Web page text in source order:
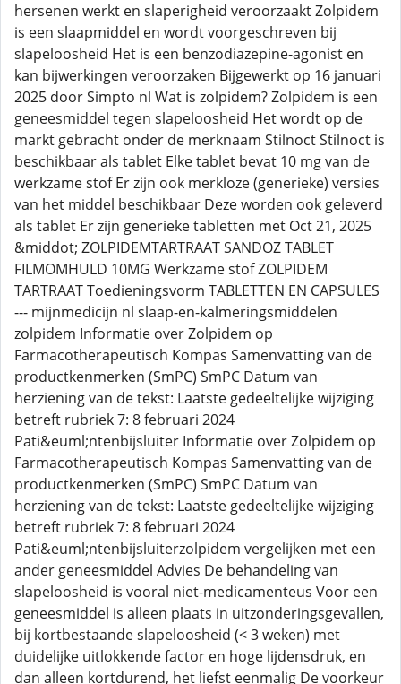
hersenen werkt en slaperigheid veroorzaakt Zolpidem
is een slaapmiddel en wordt voorgeschreven bij
slapeloosheid Het is een benzodiazepine-agonist en
kan bijwerkingen veroorzaken Bijgewerkt op 16 januari
2025 door Simpto nl Wat is zolpidem? Zolpidem is een
geneesmiddel tegen slapeloosheid Het wordt op de
markt gebracht onder de merknaam Stilnoct Stilnoct is
beschikbaar als tablet Elke tablet bevat 10 mg van de
werkzame stof Er zijn ook merkloze (generieke) versies
van het middel beschikbaar Deze worden ook geleverd
als tablet Er zijn generieke tabletten met Oct 21, 2025
&middot; ZOLPIDEMTARTRAAT SANDOZ TABLET
FILMOMHULD 10MG Werkzame stof ZOLPIDEM
TARTRAAT Toedieningsvorm TABLETTEN EN CAPSULES
--- mijnmedicijn nl slaap-en-kalmeringsmiddelen
zolpidem Informatie over Zolpidem op
Farmacotherapeutisch Kompas Samenvatting van de
productkenmerken (SmPC) SmPC Datum van
herziening van de tekst: Laatste gedeeltelijke wijziging
betreft rubriek 7: 8 februari 2024
Pati&euml;ntenbijsluiter Informatie over Zolpidem op
Farmacotherapeutisch Kompas Samenvatting van de
productkenmerken (SmPC) SmPC Datum van
herziening van de tekst: Laatste gedeeltelijke wijziging
betreft rubriek 7: 8 februari 2024
Pati&euml;ntenbijsluiterzolpidem vergelijken met een
ander geneesmiddel Advies De behandeling van
slapeloosheid is vooral niet-medicamenteus Voor een
geneesmiddel is alleen plaats in uitzonderingsgevallen,
bij kortbestaande slapeloosheid (< 3 weken) met
duidelijke uitlokkende factor en hoge lijdensdruk, en
dan alleen kortdurend, het liefst eenmalig De voorkeur